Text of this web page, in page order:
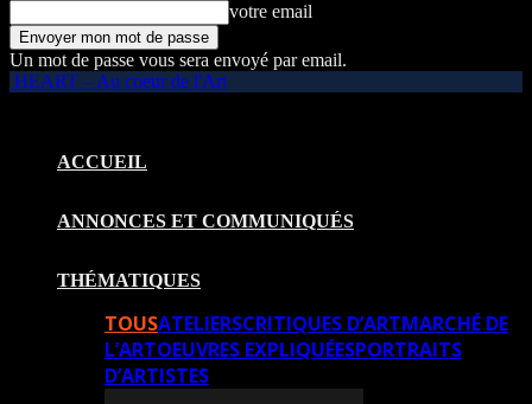
votre email
Un mot de passe vous sera envoyé par email.
HEART – Au coeur de l'Art
ACCUEIL
ANNONCES ET COMMUNIQUÉS
THÉMATIQUES
TOUSATELIERSCRITIQUES D’ARTMARCHÉ DE
L’ARTOEUVRES EXPLIQUÉESPORTRAITS
D’ARTISTES